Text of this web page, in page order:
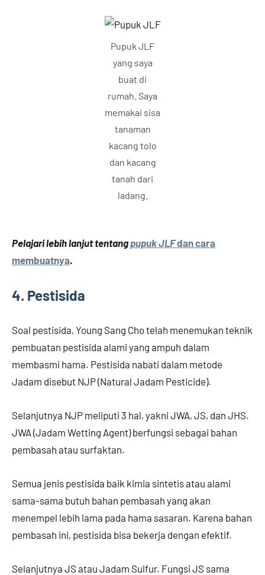
Pupuk JLF
yang saya
buat di
rumah. Saya
memakai sisa
tanaman
kacang tolo
dan kacang
tanah dari
ladang.
Pelajari lebih lanjut tentang pupuk JLFdan cara
membuatnya.
4. Pestisida
Soal pestisida, Young Sang Cho telah menemukan teknik
pembuatan pestisida alami yang ampuh dalam
membasmi hama. Pestisida nabati dalam metode
Jadam disebut NJP (Natural Jadam Pesticide).
Selanjutnya NJP meliputi 3 hal, yakni JWA, JS, dan JHS.
JWA (Jadam Wetting Agent) berfungsi sebagai bahan
pembasah atau surfaktan.
Semua jenis pestisida baik kimia sintetis atau alami
sama-sama butuh bahan pembasah yang akan
menempel lebih lama pada hama sasaran. Karena bahan
pembasah ini, pestisida bisa bekerja dengan efektif.
Selanjutnya JS atau Jadam Sulfur. Fungsi JS sama